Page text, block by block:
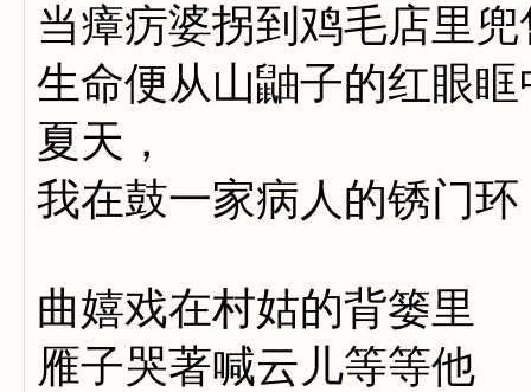
当瘴疠婆拐到鸡毛店里
生命便从山鼬子的红眼眶
夏天，
我在鼓一家病人的锈门环
曲嬉戏在村姑的背篓里
雁子哭著喊云儿等等他